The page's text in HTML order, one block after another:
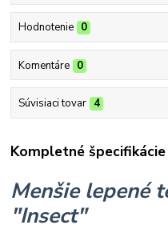
Hodnotenie 0
Komentáre 0
Súvisiaci tovar 4
Kompletné špecifikácie
Menšie lepené
"Insect"